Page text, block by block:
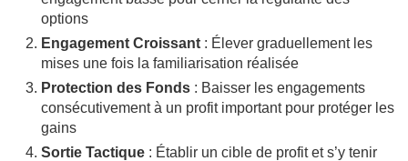
options
Engagement Croissant : Élever graduellement les
mises une fois la familiarisation réalisée
Protection des Fonds : Baisser les engagements
consécutivement à un profit important pour protéger les
gains
Sortie Tactique : Établir un cible de profit et s’y tenir